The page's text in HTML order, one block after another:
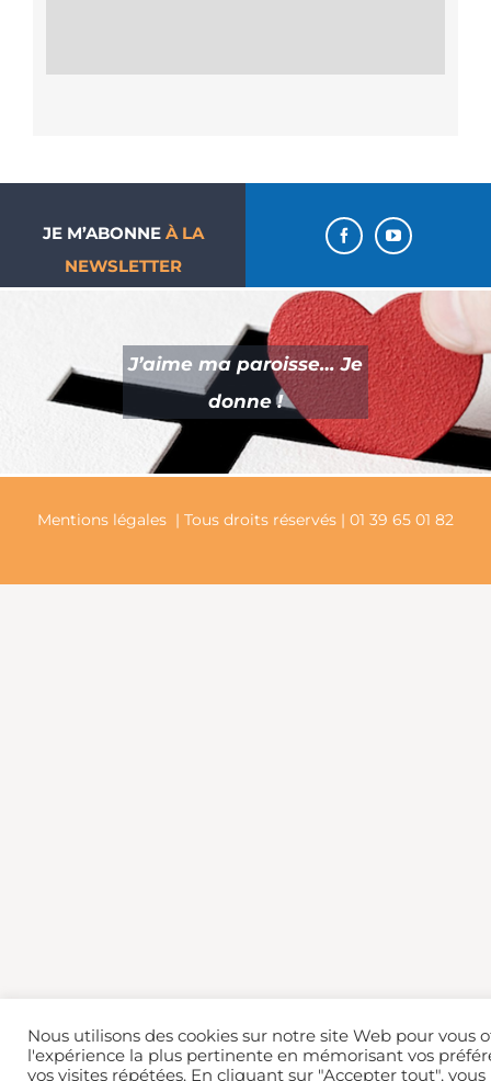
JE M’ABONNE À LA
NEWSLETTER
J’aime ma paroisse… Je
donne !
Mentions légales | Tous droits réservés | 01 39 65 01 82
Nous utilisons des cookies sur notre site Web pour vous
l'expérience la plus pertinente en mémorisant vos
vos visites répétées. En cliquant sur "Accepter tout", vous